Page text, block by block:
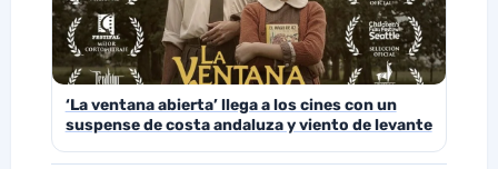
‘La ventana abierta’ llega a los cines con un
suspense de costa andaluza y viento de levante